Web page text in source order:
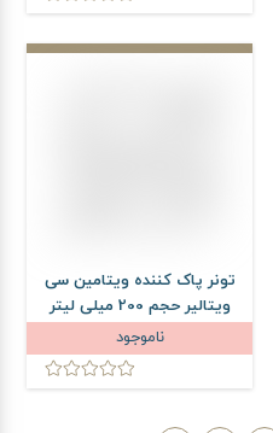
تونر پاک کننده ویتامین سی
ویتالیر حجم 200 میلی لیتر
ناموجود